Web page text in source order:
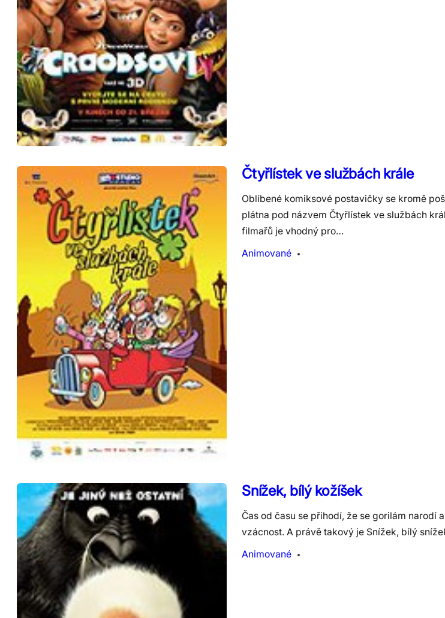
Čtyřlístek ve službách krále
Oblíbené komiksové postavičky se kromě
plátna pod názvem Čtyřlístek ve službách
filmařů je vhodný pro…
Animované
Snížek, bílý kožíšek
Čas od času se přihodí, že se gorilám narodí
vzácnost. A právě takový je Snížek, bílý
Animované